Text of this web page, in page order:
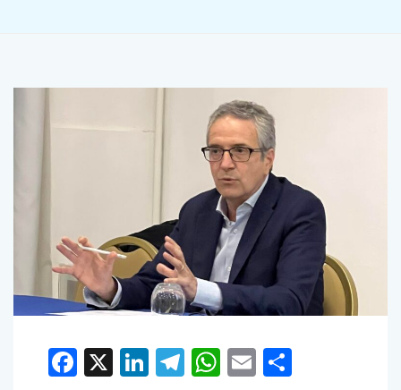
Facebook
X LinkedIn
Telegram
WhatsApp
Email